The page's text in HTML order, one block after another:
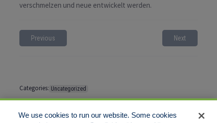
verschmelzen und neue entwickelt werden.
Previous Next
Categories: Uncategorized
Tags:
We use cookies to run our website. Some cookies